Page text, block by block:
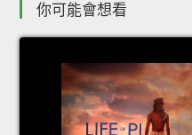
你可能會想看